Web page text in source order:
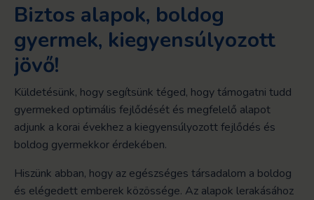
Biztos alapok, boldog
gyermek, kiegyensúlyozott
jövő!
Küldetésünk, hogy segítsünk téged, hogy támogatni tudd
gyermeked optimális fejlődését és megfelelő alapot
adjunk a korai évekhez a kiegyensúlyozott fejlődés és
boldog gyermekkor érdekében.
Hiszünk abban, hogy az egészséges társadalom a boldog
és elégedett emberek közössége. Az alapok lerakásához